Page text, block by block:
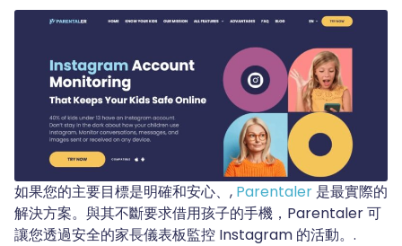
如果您的主要目標是明確和安心、, Parentaler 是最實際的
解決方案。與其不斷要求借用孩子的手機，Parentaler 可
讓您透過安全的家長儀表板監控 Instagram 的活動。.